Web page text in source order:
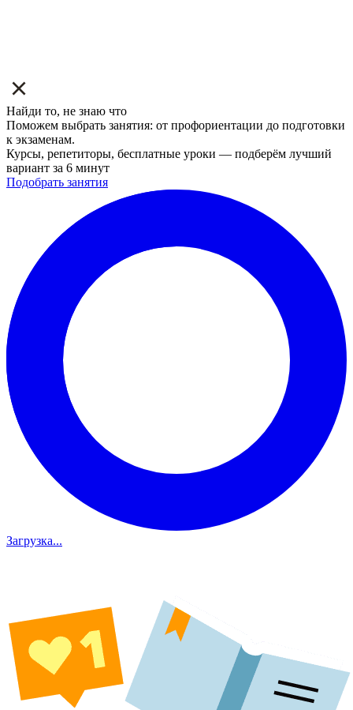
Найди то, не знаю что
Поможем выбрать занятия: от профориентации до подготовки
к экзаменам.
Курсы, репетиторы, бесплатные уроки — подберём лучший
вариант за 6 минут
Подобрать занятия
Загрузка...